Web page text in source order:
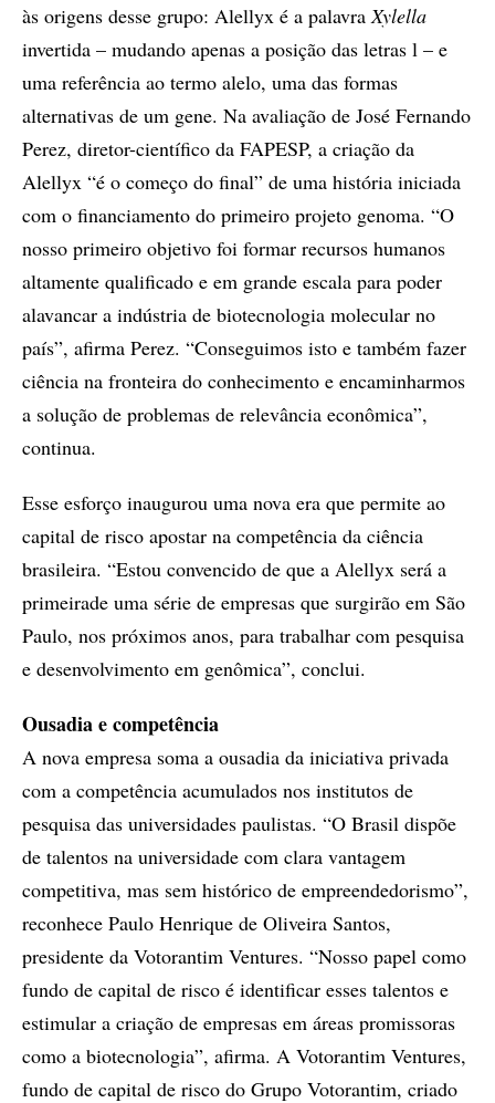
às origens desse grupo: Alellyx é a palavra Xylella
invertida – mudando apenas a posição das letras l – e
uma referência ao termo alelo, uma das formas
alternativas de um gene. Na avaliação de José Fernando
Perez, diretor-científico da FAPESP, a criação da
Alellyx “é o começo do final” de uma história iniciada
com o financiamento do primeiro projeto genoma. “O
nosso primeiro objetivo foi formar recursos humanos
altamente qualificado e em grande escala para poder
alavancar a indústria de biotecnologia molecular no
país”, afirma Perez. “Conseguimos isto e também fazer
ciência na fronteira do conhecimento e encaminharmos
a solução de problemas de relevância econômica”,
continua.
Esse esforço inaugurou uma nova era que permite ao
capital de risco apostar na competência da ciência
brasileira. “Estou convencido de que a Alellyx será a
primeirade uma série de empresas que surgirão em São
Paulo, nos próximos anos, para trabalhar com pesquisa
e desenvolvimento em genômica”, conclui.
Ousadia e competência
A nova empresa soma a ousadia da iniciativa privada
com a competência acumulados nos institutos de
pesquisa das universidades paulistas. “O Brasil dispõe
de talentos na universidade com clara vantagem
competitiva, mas sem histórico de empreendedorismo”,
reconhece Paulo Henrique de Oliveira Santos,
presidente da Votorantim Ventures. “Nosso papel como
fundo de capital de risco é identificar esses talentos e
estimular a criação de empresas em áreas promissoras
como a biotecnologia”, afirma. A Votorantim Ventures,
fundo de capital de risco do Grupo Votorantim, criado